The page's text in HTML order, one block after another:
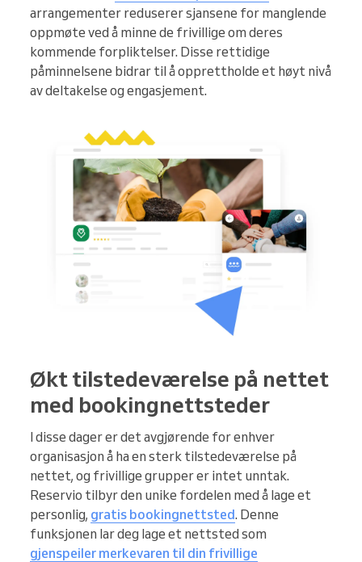
arrangementer reduserer sjansene for manglende
oppmøte ved å minne de frivillige om deres
kommende forpliktelser. Disse rettidige
påminnelsene bidrar til å opprettholde et høyt nivå
av deltakelse og engasjement.
Økt tilstedeværelse på nettet
med bookingnettsteder
I disse dager er det avgjørende for enhver
organisasjon å ha en sterk tilstedeværelse på
nettet, og frivillige grupper er intet unntak.
Reservio tilbyr den unike fordelen med å lage et
personlig, gratis bookingnettsted. Denne
funksjonen lar deg lage et nettsted som
gjenspeiler merkevaren til din frivillige